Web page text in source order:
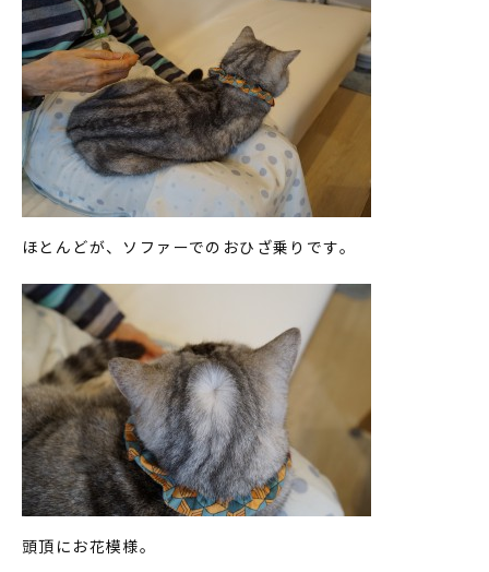
ほとんどが、ソファーでのおひざ乗りです。
頭頂にお花模様。